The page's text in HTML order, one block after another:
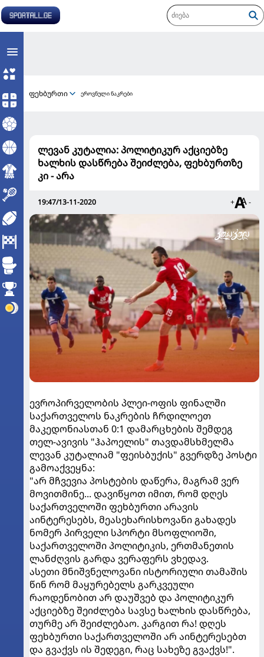
ფეხბურთი ეროვნული ნაკრები
ლევან კუტალია: პოლიტიკურ აქციებზე
ხალხის დასწრება შეიძლება, ფეხბურთზე
კი - არა
19:47/13-11-2020 + -
ევროპირველობის პლეი-ოფის ფინალში
საქართველოს ნაკრების ჩრდილოეთ
მაკედონიასთან 0:1 დამარცხების შემდეგ
თელ-ავივის "ჰაპოელის" თავდამსხმელმა
ლევან კუტალიამ "ფეისბუქის" გვერდზე პოსტი
გამოაქვეყნა:
"არ მჩვევია პოსტების დაწერა, მაგრამ ვერ
მოვითმინე... დავიწყოთ იმით, რომ დღეს
საქართველოში ფეხბურთი არავის
აინტერესებს, მეასეხარისხოვანი გახადეს
ნომერ პირველი სპორტი მსოფლიოში,
საქართველოში პოლიტიკის, ერთმანეთის
ლანძღვის გარდა ვერაფერს ვხედავ.
ასეთი მნიშვნელოვანი ისტორიული თამაშის
წინ რომ მაყურებელს გარკვეული
რაოდენობით არ დაუშვებ და პოლიტიკურ
აქციებზე შეიძლება სავსე ხალხის დასწრება,
თურმე არ შეიძლებაო. კარგით რა! დღეს
ფეხბურთი საქართველოში არ აინტერესებთ
და გვაქვს ის შედეგი, რაც სახეზე გვაქვს!".